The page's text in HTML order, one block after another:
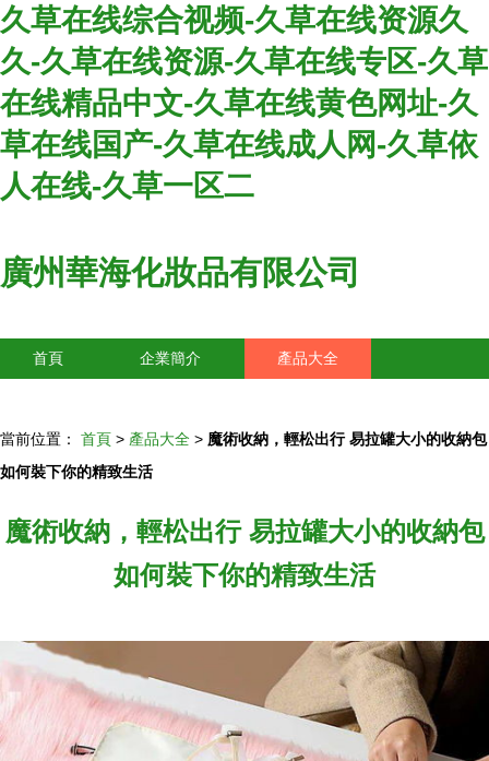
久草在线综合视频-久草在线资源久
久-久草在线资源-久草在线专区-久草
在线精品中文-久草在线黄色网址-久
草在线国产-久草在线成人网-久草依
人在线-久草一区二
廣州華海化妝品有限公司
首頁 企業簡介 產品大全
當前位置： 首頁 > 產品大全 > 魔術收納，輕松出行 易拉罐大小的收納包
如何裝下你的精致生活
魔術收納，輕松出行 易拉罐大小的收納包
如何裝下你的精致生活